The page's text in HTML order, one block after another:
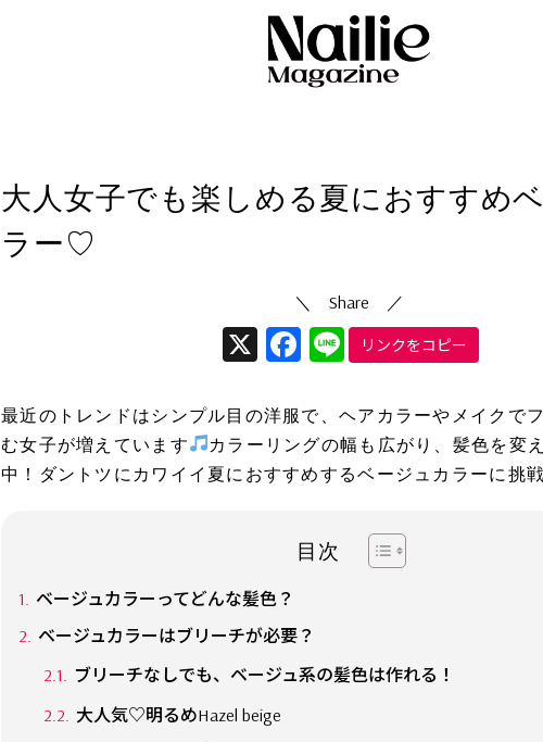
2024/08/29）
大人女子でも楽しめる夏におすすめ
ラー♡
X Facebook
Line
リンクをコピー
最近のトレンドはシンプル目の洋服で、ヘアカラーやメイクで
む女子が増えています
カラーリングの幅も広がり、髪色を変
中！ダントツにカワイイ夏におすすめするベージュカラーに挑
目次
ベージュカラーってどんな髪色？
ベージュカラーはブリーチが必要？
ブリーチなしでも、ベージュ系の髪色は作れる！
大人気♡明るめHazel beige